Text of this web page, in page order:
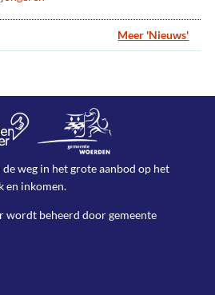
Meer 'Nieuws'
weg in het grote aanbod op het
en inkomen.
wordt beheerd doorgemeente